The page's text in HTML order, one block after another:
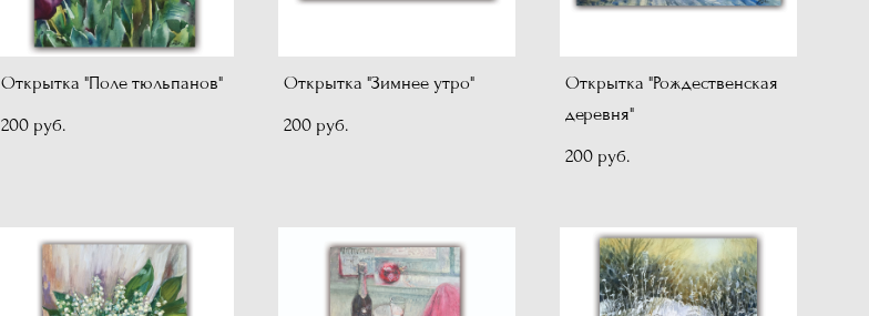
Открытка "Поле тюльпанов"
200 pуб.
Открытка "Зимнее утро"
200 pуб.
Открытка "Рождественская
деревня"
200 pуб.